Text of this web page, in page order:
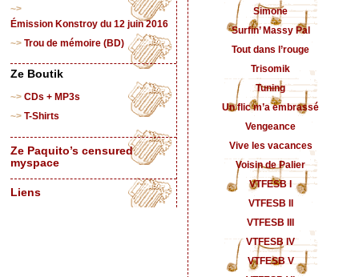
Émission Konstroy du 12 juin 2016
Trou de mémoire (BD)
Ze Boutik
CDs + MP3s
T-Shirts
Ze Paquito’s censured
myspace
Liens
Simone
Surfin’ Massy Pal
Tout dans l’rouge
Trisomik
Tuning
Un flic m’a embrassé
Vengeance
Vive les vacances
Voisin de Palier
VTFESB I
VTFESB II
VTFESB III
VTFESB IV
VTFESB V